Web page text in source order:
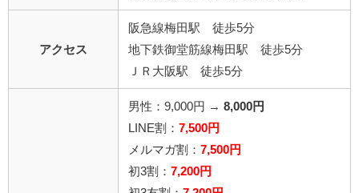
アクセス
阪急線梅田駅 徒歩5分
地下鉄御堂筋線梅田駅 徒歩5分
ＪＲ大阪駅 徒歩5分
男性：9,000円 → 8,000円
LINE割： 7,500円
メルマガ割： 7,500円
初3割： 7,200円